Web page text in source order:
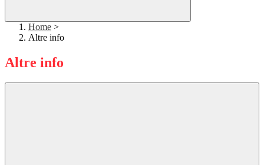
Home >
Altre info
Altre info